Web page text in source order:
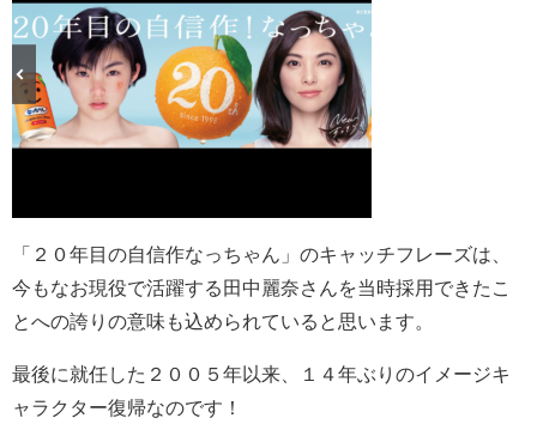
「２０年目の自信作なっちゃん」のキャッチフレーズは、
今もなお現役で活躍する田中麗奈さんを当時採用できたこ
とへの誇りの意味も込められていると思います。
最後に就任した２００５年以来、１４年ぶりのイメージキ
ャラクター復帰なのです！